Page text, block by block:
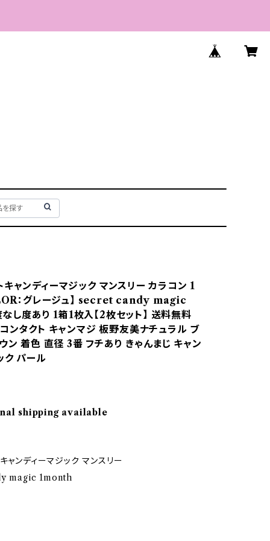
キャンディーマジック マンスリー カラコン 1
：グレージュ】 secret candy magic
し度あり 1箱1枚入【2枚セット】 送料無料
ンタクト キャンマジ 板野友美ナチュラル ブ
ン 着色 直径 3番 フチあり きゃんまじ キャン
ク パール
shipping available
ャンディーマジック マンスリー
magic 1month